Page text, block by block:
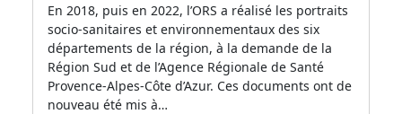
En 2018, puis en 2022, l’ORS a réalisé les portraits
socio-sanitaires et environnementaux des six
départements de la région, à la demande de la
Région Sud et de l’Agence Régionale de Santé
Provence-Alpes-Côte d’Azur. Ces documents ont de
nouveau été mis à…